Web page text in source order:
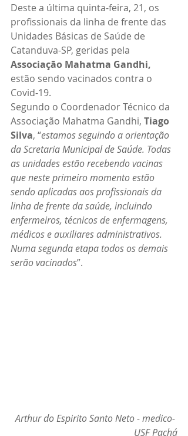
Deste a última quinta-feira, 21, os
profissionais da linha de frente das
Unidades Básicas de Saúde de
Catanduva-SP, geridas pela
Associação Mahatma Gandhi,
estão sendo vacinados contra o
Covid-19.
Segundo o Coordenador Técnico da
Associação Mahatma Gandhi, Tiago
Silva, “estamos seguindo a orientação
da Scretaria Municipal de Saúde. Todas
as unidades estão recebendo vacinas
que neste primeiro momento estão
sendo aplicadas aos profissionais da
linha de frente da saúde, incluindo
enfermeiros, técnicos de enfermagens,
médicos e auxiliares administrativos.
Numa segunda etapa todos os demais
serão vacinados”.
Arthur do Espirito Santo Neto - medico-
USF Pachá